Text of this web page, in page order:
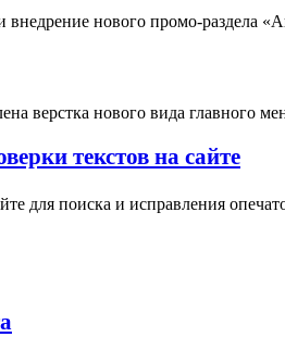
внедрение нового промо-раздела
верстка нового вида главного
текстов на сайте
для поиска и исправления